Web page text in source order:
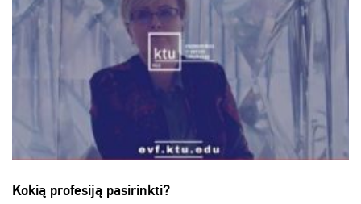
Kokią profesiją pasirinkti?